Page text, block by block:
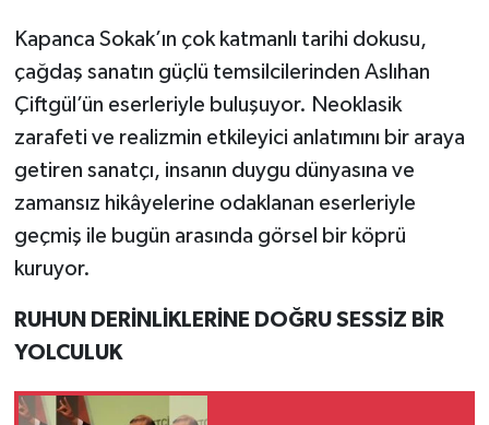
Kapanca Sokak’ın çok katmanlı tarihi dokusu,
çağdaş sanatın güçlü temsilcilerinden Aslıhan
Çiftgül’ün eserleriyle buluşuyor. Neoklasik
zarafeti ve realizmin etkileyici anlatımını bir araya
getiren sanatçı, insanın duygu dünyasına ve
zamansız hikâyelerine odaklanan eserleriyle
geçmiş ile bugün arasında görsel bir köprü
kuruyor.
RUHUN DERİNLİKLERİNE DOĞRU SESSİZ BİR
YOLCULUK